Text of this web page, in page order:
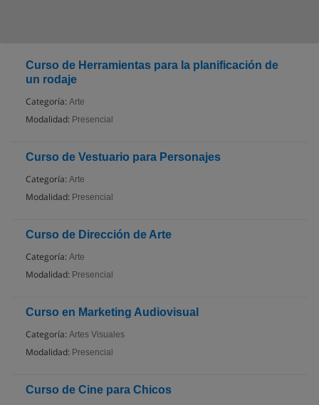
Curso de Herramientas para la planificación de
un rodaje
Categoría: Arte
Modalidad: Presencial
Curso de Vestuario para Personajes
Categoría: Arte
Modalidad: Presencial
Curso de Dirección de Arte
Categoría: Arte
Modalidad: Presencial
Curso en Marketing Audiovisual
Categoría: Artes Visuales
Modalidad: Presencial
Curso de Cine para Chicos